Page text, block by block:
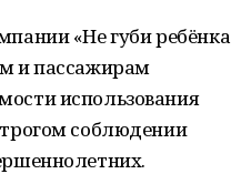
«Не губи ребёнка
и пассажирам
использования
соблюдении